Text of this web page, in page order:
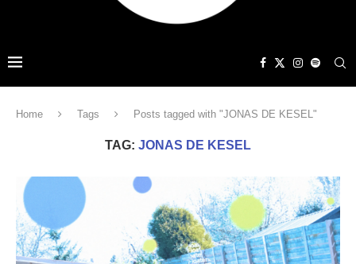
Home Tags Posts tagged with "JONAS DE KESEL"
TAG: JONAS DE KESEL